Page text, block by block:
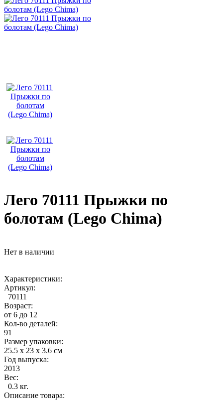
Лего 70111 Прыжки по
болотам (Lego Chima)
Нет в наличии
Характеристики:
Артикул:
70111
Возраст:
от 6 до 12
Кол-во деталей:
91
Размер упаковки:
25.5 x 23 x 3.6 см
Год выпуска:
2013
Вес:
0.3 кг.
Описание товара: